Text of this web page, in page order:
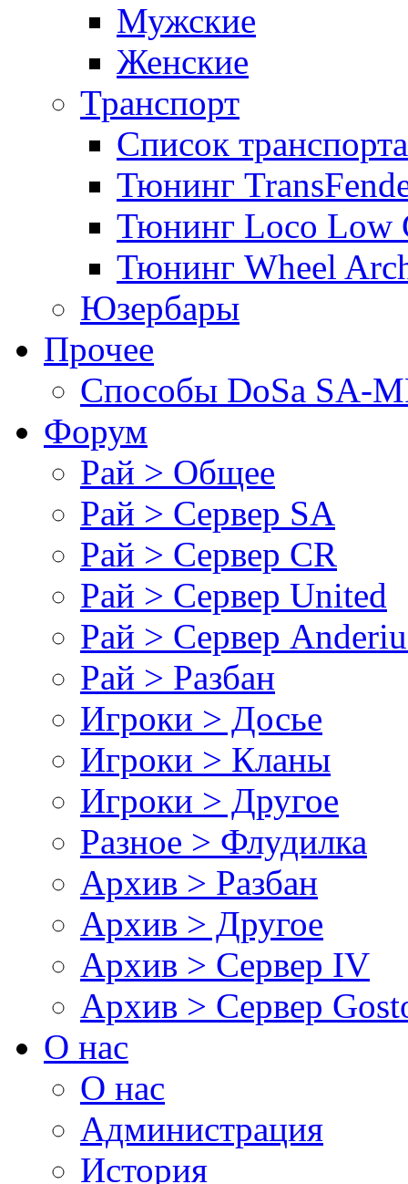
Мужские
Женские
Транспорт
Список транспорта
Тюнинг
Тюнинг Loco Low
Тюнинг Wheel
Юзербары
Прочее
Cпособы DoSа SA-
Форум
Рай > Общее
Рай > Сервер SA
Рай > Сервер CR
Рай > Сервер United
Рай > Сервер
Рай > Разбан
Игроки > Досье
Игроки > Кланы
Игроки > Другое
Разное > Флудилка
Архив > Разбан
Архив > Другое
Архив > Сервер IV
Архив > Сервер
О нас
О нас
Администрация
История